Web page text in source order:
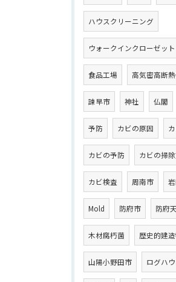
ハウスクリーニング
ウォークインクローゼット
食品工場 高気密高断
諫早市 神社 仏閣
予防 カビの原因
カビの予防 カビの掃
カビ検査 周南市
Mold 防府市 防府
木材腐朽菌 歴史的建
山陽小野田市 ログハ